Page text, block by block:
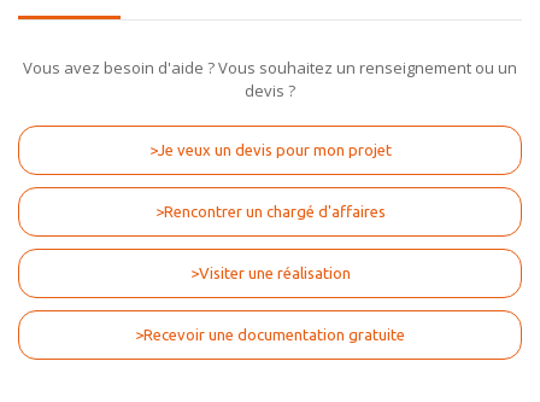
Vous avez besoin d'aide ? Vous souhaitez un renseignement ou un
devis ?
>Je veux un devis pour mon projet
>Rencontrer un chargé d'affaires
>Visiter une réalisation
>Recevoir une documentation gratuite